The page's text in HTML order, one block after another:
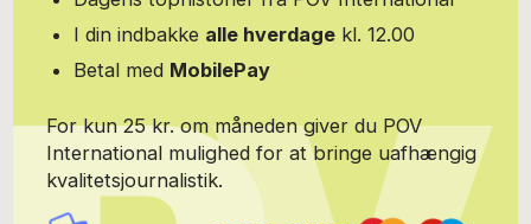
I din indbakke alle hverdage kl. 12.00
Betal med MobilePay
For kun 25 kr. om måneden giver du POV
International mulighed for at bringe uafhængig
kvalitetsjournalistik.